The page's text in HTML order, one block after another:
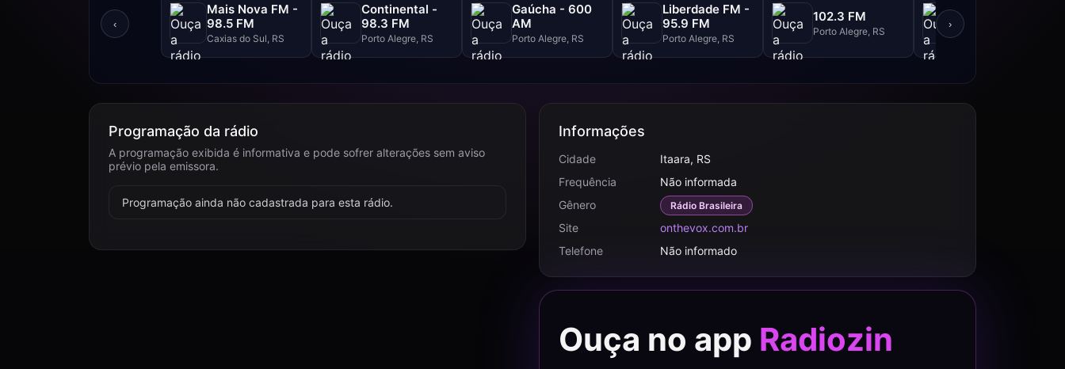
‹
Mais Nova FM -
98.5 FM
Caxias do Sul, RS
Continental -
98.3 FM
Porto Alegre, RS
Gaúcha - 600
AM
Porto Alegre, RS
Liberdade FM -
95.9 FM
Porto Alegre, RS
102.3 FM
Porto Alegre, RS
95.9 FM
›
Programação da rádio
A programação exibida é informativa e pode sofrer alterações sem aviso
prévio pela emissora.
Programação ainda não cadastrada para esta rádio.
Informações
Cidade
Itaara, RS
Frequência
Não informada
Gênero
Rádio Brasileira
Site
onthevox.com.br
Telefone
Não informado
Ouça no app Radiozin